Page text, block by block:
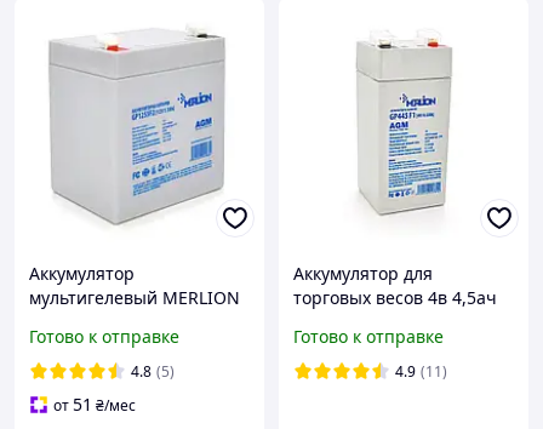
Аккумулятор
мультигелевый MERLION
(батарея для ИБП)
Готово к отправке
4.8 (5)
от51 ₴/мес
Аккумулятор для
торговых весов 4в 4,5ач
Акб свинцово-кислотный
4v 4,5ah 20hr
Готово к отправке
4.9 (11)